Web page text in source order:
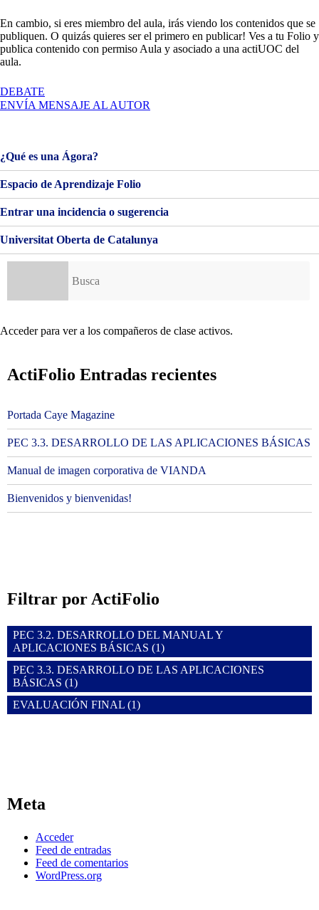
En cambio, si eres miembro del aula, irás viendo los contenidos que se
publiquen. O quizás quieres ser el primero en publicar! Ves a tu Folio y
publica contenido con permiso Aula y asociado a una actiUOC del
aula.
DEBATE
BIENVENIDOS
ENVÍA MENSAJE AL AUTOR
¿Qué es una Ágora?
Espacio de Aprendizaje Folio
Entrar una incidencia o sugerencia
Universitat Oberta de Catalunya
Acceder para ver a los compañeros de clase activos.
ActiFolio Entradas recientes
Portada Caye Magazine
PEC 3.3. DESARROLLO DE LAS APLICACIONES BÁSICAS
Manual de imagen corporativa de VIANDA
Bienvenidos y bienvenidas!
Filtrar por ActiFolio
PEC 3.2. DESARROLLO DEL MANUAL Y
APLICACIONES BÁSICAS (1)
PEC 3.3. DESARROLLO DE LAS APLICACIONES
BÁSICAS (1)
EVALUACIÓN FINAL (1)
Meta
Acceder
Feed de entradas
Feed de comentarios
WordPress.org